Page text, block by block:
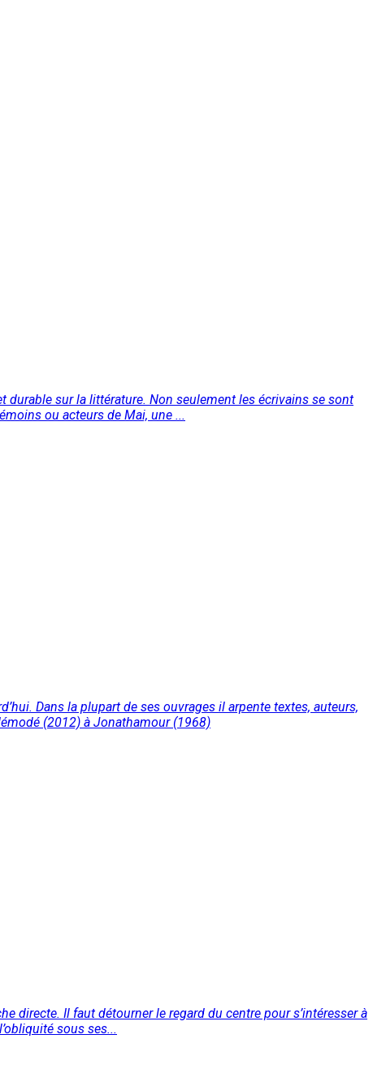
durable sur la littérature. Non seulement les écrivains se sont
ou acteurs de Mai, une ...
Dans la plupart de ses ouvrages il arpente textes, auteurs,
(2012) à Jonathamour (1968)
directe. Il faut détourner le regard du centre pour s’intéresser à
sous ses...